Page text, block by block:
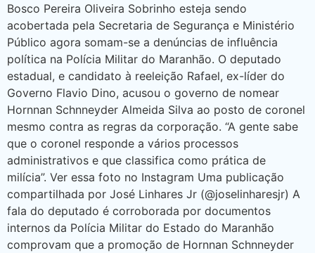
Bosco Pereira Oliveira Sobrinho esteja sendo
acobertada pela Secretaria de Segurança e Ministério
Público agora somam-se a denúncias de influência
política na Polícia Militar do Maranhão. O deputado
estadual, e candidato à reeleição Rafael, ex-líder do
Governo Flavio Dino, acusou o governo de nomear
Hornnan Schnneyder Almeida Silva ao posto de coronel
mesmo contra as regras da corporação. “A gente sabe
que o coronel responde a vários processos
administrativos e que classifica como prática de
milícia”. Ver essa foto no Instagram Uma publicação
compartilhada por José Linhares Jr (@joselinharesjr) A
fala do deputado é corroborada por documentos
internos da Polícia Militar do Estado do Maranhão
comprovam que a promoção de Hornnan Schnneyder